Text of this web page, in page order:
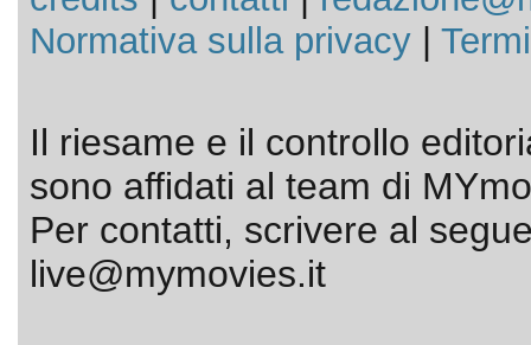
Normativa sulla privacy|
Il riesame e il controllo
sono affidati al team di
Per contatti, scrivere al
live@mymovies.it